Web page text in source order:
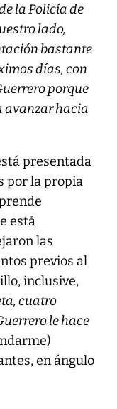
la Policía de
lado,
bastante
días, con
porque
avanzar hacia
presentada
por la propia
está
las
previos al
inclusive,
cuatro
le hace
en ángulo